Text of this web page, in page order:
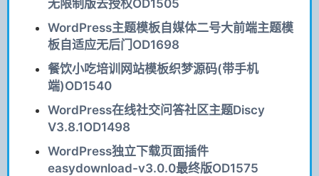
无限制版去授权OD1505
WordPress主题模板自媒体二号大前端主题模
板自适应无后门OD1698
餐饮小吃培训网站模板织梦源码(带手机
端)OD1540
WordPress在线社交问答社区主题Discy
V3.8.1OD1498
WordPress独立下载页面插件
easydownload-v3.0.0最终版OD1575